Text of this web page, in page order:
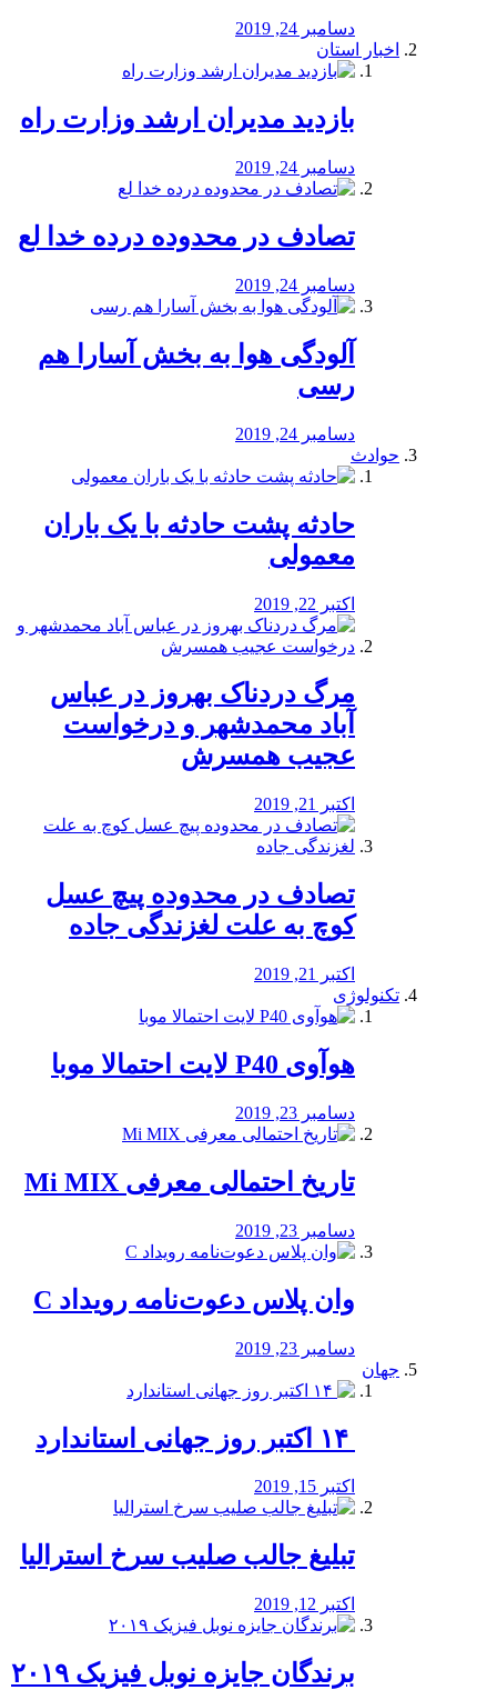
دسامبر 24, 2019
اخبار استان
بازدید مدیران ارشد وزارت راه
دسامبر 24, 2019
تصادف در محدوده درده خدا لع
دسامبر 24, 2019
آلودگی هوا به بخش آسارا هم
رسی
دسامبر 24, 2019
حوادث
️حادثه پشت حادثه با یک باران
معمولی
اکتبر 22, 2019
مرگ دردناک بهروز در عباس
آباد محمدشهر و درخواست
عجیب همسرش
اکتبر 21, 2019
تصادف در محدوده پیچ عسل
کوچ به علت لغزندگی جاده
اکتبر 21, 2019
تکنولوژی
هوآوی P40 لایت احتمالا موبا
دسامبر 23, 2019
تاریخ احتمالی معرفی Mi MIX
دسامبر 23, 2019
وان پلاس دعوت‌نامه رویداد C
دسامبر 23, 2019
جهان
اکتبر 15, 2019
تبلیغ جالب صلیب سرخ استرالیا
اکتبر 12, 2019
برندگان جایزه نوبل فیزیک ۲۰۱۹